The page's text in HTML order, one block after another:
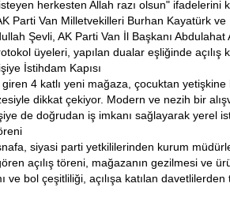
herkesten Allah razı olsun" ifadelerini
Parti Van Milletvekilleri Burhan Kayatürk
Şevli, AK Parti Van İl Başkanı Abdulahat
üyeleri, yapılan dualar eşliğinde açılış
İstihdam Kapısı
4 katlı yeni mağaza, çocuktan
dikkat çekiyor. Modern ve nezih bir
de doğrudan iş imkanı sağlayarak yerel
siyasi parti yetkililerinden kurum
açılış töreni, mağazanın gezilmesi ve
ve bol çeşitliliği, açılışa katılan